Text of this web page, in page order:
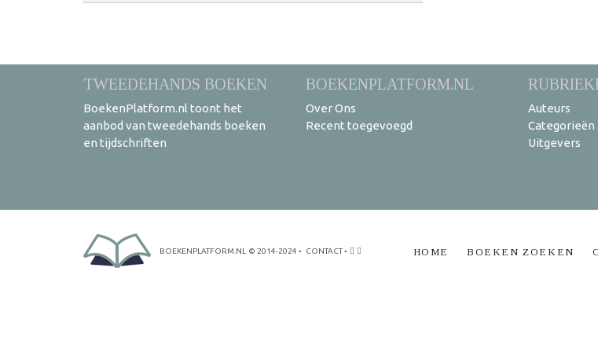
TWEEDEHANDS BOEKEN
BoekenPlatform.nl toont het
aanbod van tweedehands boeken
en tijdschriften
BOEKENPLATFORM.NL
Over Ons
Recent toegevoegd
Auteurs
Categorieën
Uitgevers
BOEKENPLATFORM.NL © 2014-2024 • CONTACT• HOME BOEKEN ZOEKEN